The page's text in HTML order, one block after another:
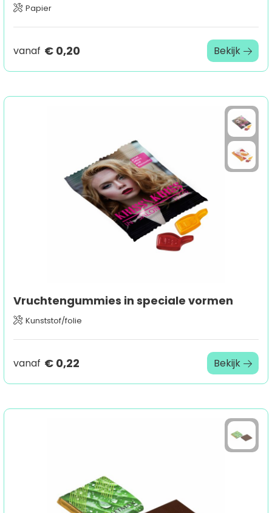
Papier
vanaf € 0,20 Bekijk
Vruchtengummies in speciale vormen
Kunststof/folie
vanaf € 0,22 Bekijk